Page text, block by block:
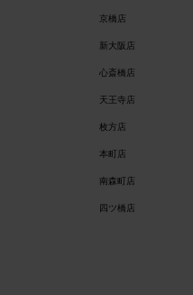
京橋店
新大阪店
心斎橋店
天王寺店
枚方店
本町店
南森町店
四ツ橋店